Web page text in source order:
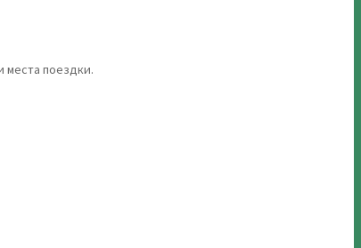
места поездки.